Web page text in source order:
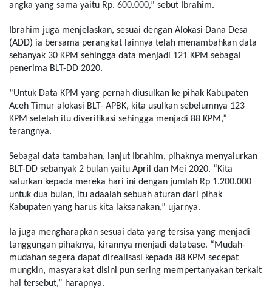
angka yang sama yaitu Rp. 600.000,” sebut Ibrahim.
Ibrahim juga menjelaskan, sesuai dengan Alokasi Dana Desa
(ADD) ia bersama perangkat lainnya telah menambahkan data
sebanyak 30 KPM sehingga data menjadi 121 KPM sebagai
penerima BLT-DD 2020.
“Untuk Data KPM yang pernah diusulkan ke pihak Kabupaten
Aceh Timur alokasi BLT- APBK, kita usulkan sebelumnya 123
KPM setelah itu diverifikasi sehingga menjadi 88 KPM,”
terangnya.
Sebagai data tambahan, lanjut Ibrahim, pihaknya menyalurkan
BLT-DD sebanyak 2 bulan yaitu April dan Mei 2020. “Kita
salurkan kepada mereka hari ini dengan jumlah Rp 1.200.000
untuk dua bulan, itu adaalah sebuah aturan dari pihak
Kabupaten yang harus kita laksanakan,” ujarnya.
Ia juga mengharapkan sesuai data yang tersisa yang menjadi
tanggungan pihaknya, kirannya menjadi database. “Mudah-
mudahan segera dapat direalisasi kepada 88 KPM secepat
mungkin, masyarakat disini pun sering mempertanyakan terkait
hal tersebut,” harapnya.